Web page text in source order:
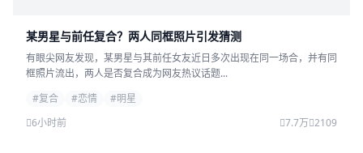
某男星与前任复合？两人同框照片引发猜测
有眼尖网友发现，某男星与其前任女友近日多次出现在同一场合，并有同
框照片流出，两人是否复合成为网友热议话题...
#复合
#恋情
#明星
6小时前
7.7万 2109